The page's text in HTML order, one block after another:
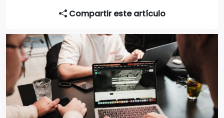
Compartir este artículo